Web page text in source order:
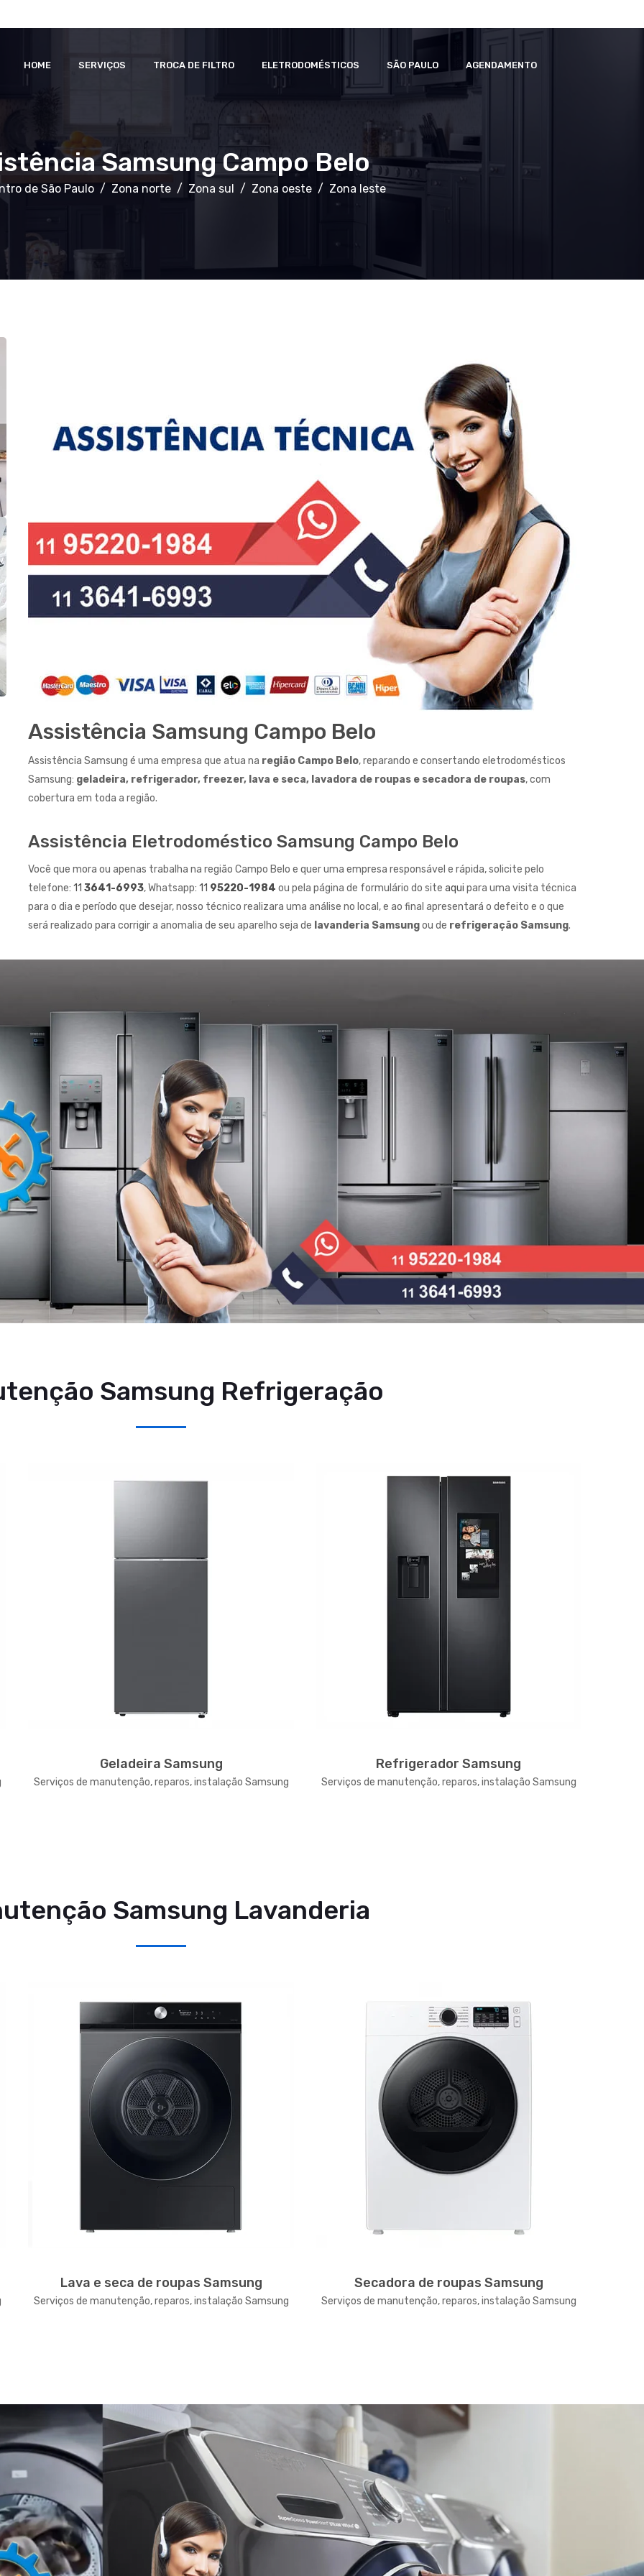
HOME SERVIÇOS TROCA DE FILTRO ELETRODOMÉSTICOS SÃO PAULO AGENDAMENTO
Samsung Campo Belo
de São Paulo Zona norte Zona sul Zona oeste Zona leste
Assistência Samsung Campo Belo
Assistência Samsung é uma empresa que atua na região Campo Belo, reparando e consertando eletrodomésticos
Samsung: geladeira, refrigerador, freezer, lava e seca, lavadora de roupas e secadora de roupas, com
cobertura em toda a região.
Assistência Eletrodoméstico Samsung Campo Belo
Você que mora ou apenas trabalha na região Campo Belo e quer uma empresa responsável e rápida, solicite pelo
telefone: 11 3641-6993, Whatsapp: 11 95220-1984 ou pela página de formulário do site aqui para uma visita técnica
para o dia e período que desejar, nosso técnico realizara uma análise no local, e ao final apresentará o defeito e o que
será realizado para corrigir a anomalia de seu aparelho seja de lavanderia Samsungou de refrigeração Samsung.
Samsung Refrigeração
Geladeira Samsung
Serviços de manutenção, reparos, instalação Samsung
Refrigerador Samsung
Serviços de manutenção, reparos, instalação Samsung
Samsung Lavanderia
Lava e seca de roupas Samsung
Serviços de manutenção, reparos, instalação Samsung
Secadora de roupas Samsung
Serviços de manutenção, reparos, instalação Samsung